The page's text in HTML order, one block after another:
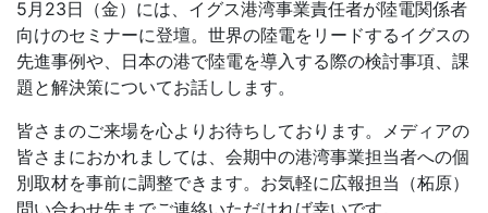
5月23日（金）には、イグス港湾事業責任者が陸電関係者
向けのセミナーに登壇。世界の陸電をリードするイグスの
先進事例や、日本の港で陸電を導入する際の検討事項、課
題と解決策についてお話しします。
皆さまのご来場を心よりお待ちしております。メディアの
皆さまにおかれましては、会期中の港湾事業担当者への個
別取材を事前に調整できます。お気軽に広報担当（柘原）